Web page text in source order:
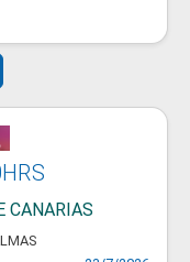
CANARIAS